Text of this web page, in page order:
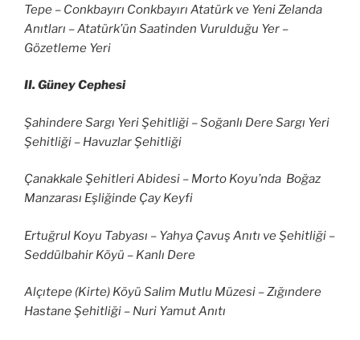
Tepe – Conkbayırı Conkbayırı Atatürk ve Yeni Zelanda
Anıtları – Atatürk’ün Saatinden Vurulduğu Yer –
Gözetleme Yeri
II. Güney Cephesi
Şahindere Sargı Yeri Şehitliği – Soğanlı Dere Sargı Yeri
Şehitliği – Havuzlar Şehitliği
Çanakkale Şehitleri Abidesi – Morto Koyu’nda Boğaz
Manzarası Eşliğinde Çay Keyfi
Ertuğrul Koyu Tabyası – Yahya Çavuş Anıtı ve Şehitliği –
Seddülbahir Köyü – Kanlı Dere
Alçıtepe (Kirte) Köyü Salim Mutlu Müzesi – Zığındere
Hastane Şehitliği – Nuri Yamut Anıtı